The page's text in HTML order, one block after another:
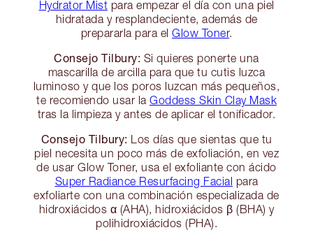
Hydrator Mist para empezar el día con una piel
hidratada y resplandeciente, además de
prepararla para el Glow Toner.
Consejo Tilbury: Si quieres ponerte una
mascarilla de arcilla para que tu cutis luzca
luminoso y que los poros luzcan más pequeños,
te recomiendo usar la Goddess Skin Clay Mask
tras la limpieza y antes de aplicar el tonificador.
Consejo Tilbury: Los días que sientas que tu
piel necesita un poco más de exfoliación, en vez
de usar Glow Toner, usa el exfoliante con ácido
Super Radiance Resurfacing Facial para
exfoliarte con una combinación especializada de
hidroxiácidos α (AHA), hidroxiácidos β (BHA) y
polihidroxiácidos (PHA).